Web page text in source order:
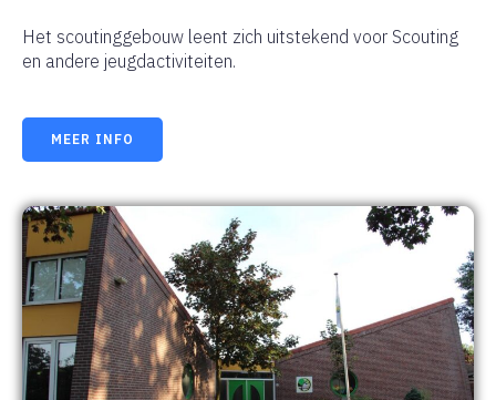
Het scoutinggebouw leent zich uitstekend voor Scouting
en andere jeugdactiviteiten.
MEER INFO